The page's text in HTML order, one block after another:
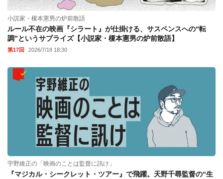
小説家・榎本憲男の炉前散語
ルール不在の映画『シラート』が仕掛ける、サスペンスへの“転
調”というサプライズ【小説家・榎本憲男の炉前散語】
第17回 2026/7/18 18:30
宇野維正の「映画のことは監督に訊け」
『マジカル・シークレット・ツアー』で飛躍。天野千尋監督の“生